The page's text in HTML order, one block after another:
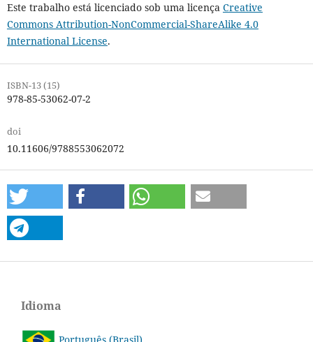
Este trabalho está licenciado sob uma licença Creative
Commons Attribution-NonCommercial-ShareAlike 4.0
International License.
ISBN-13 (15)
978-85-53062-07-2
doi
10.11606/9788553062072
Idioma